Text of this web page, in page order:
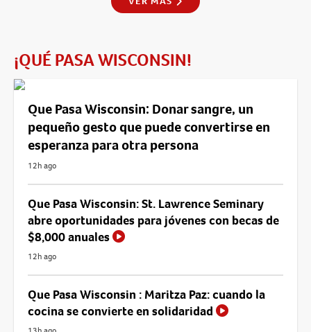
¡QUÉ PASA WISCONSIN!
Que Pasa Wisconsin: Donar sangre, un
pequeño gesto que puede convertirse en
esperanza para otra persona
12h ago
Que Pasa Wisconsin: St. Lawrence Seminary
abre oportunidades para jóvenes con becas de
$8,000 anuales
12h ago
Que Pasa Wisconsin : Maritza Paz: cuando la
cocina se convierte en solidaridad